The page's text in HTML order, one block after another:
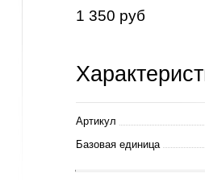
1 350 руб
Артикул
Базовая единица